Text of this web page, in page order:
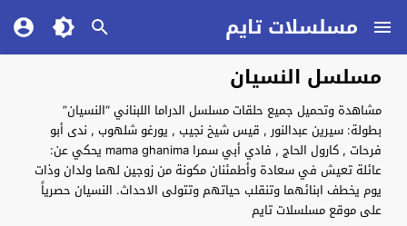
مسلسلات تايم
مسلسل النسيان
مشاهدة وتحميل جميع حلقات مسلسل الدراما اللبناني “النسيان”
بطولة: سيرين عبدالنور , قيس شيخ نجيب , يورغو شلهوب , ندى أبو
فرحات , كارول الحاج , فادي أبي سمرا mama ghanima يحكي عن:
عائلة تعيش في سعادة وأطمئنان مكونة من زوجين لهما ولدان وذات
يوم يخطف ابنائهما وتنقلب حياتهم وتتولى الاحداث. النسيان حصرياً
على موقع مسلسلات تايم